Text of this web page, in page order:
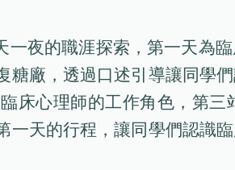
夜的職涯探索，第一天為
廠，透過口述引導讓同學
床心理師的工作角色，第
天的行程，讓同學們認識